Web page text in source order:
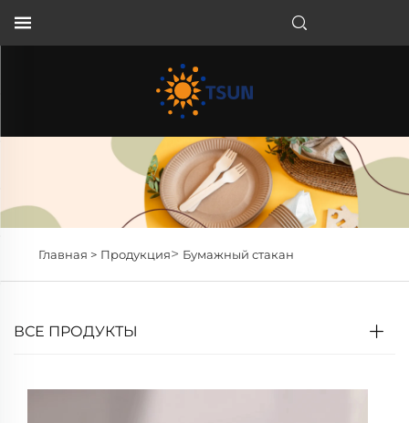
Главная > Продукция> Бумажный стакан
ВСЕ ПРОДУКТЫ